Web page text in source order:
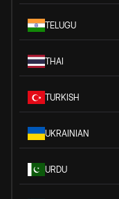
TELUGU
THAI
TURKISH
UKRAINIAN
URDU